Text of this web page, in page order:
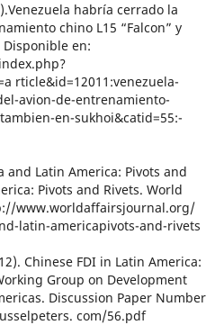
habría cerrado la
chino L15 “Falcon” y
en:
rticle&id=12011:venezuela-
avion-de-entrenamiento-
en-sukhoi&catid=55:-
and Latin America: Pivots and
Pivots and Rivets. World
www.worldaffairsjournal.org/
latin-americapivots-and-rivets
Chinese FDI in Latin America:
Group on Development
Discussion Paper Number
com/56.pdf